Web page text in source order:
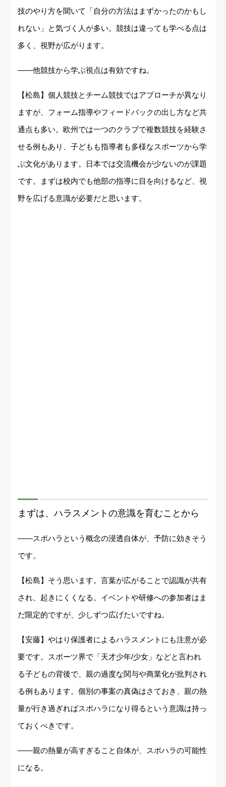
技のやり方を聞いて「自分の方法はまずかったのかもし
れない」と気づく人が多い。競技は違っても学べる点は
多く、視野が広がります。
――他競技から学ぶ視点は有効ですね。
【松島】個人競技とチーム競技ではアプローチが異なり
ますが、フォーム指導やフィードバックの出し方など共
通点も多い。欧州では一つのクラブで複数競技を経験さ
せる例もあり、子どもも指導者も多様なスポーツから学
ぶ文化があります。日本では交流機会が少ないのが課題
です。まずは校内でも他部の指導に目を向けるなど、視
野を広げる意識が必要だと思います。
まずは、ハラスメントの意識を育むことから
――スポハラという概念の浸透自体が、予防に効きそう
です。
【松島】そう思います。言葉が広がることで認識が共有
され、起きにくくなる。イベントや研修への参加者はま
だ限定的ですが、少しずつ広げたいですね。
【安藤】やはり保護者によるハラスメントにも注意が必
要です。スポーツ界で「天才少年/少女」などと言われ
る子どもの背後で、親の過度な関与や商業化が批判され
る例もあります。個別の事案の真偽はさておき、親の熱
量が行き過ぎればスポハラになり得るという意識は持っ
ておくべきです。
――親の熱量が高すぎること自体が、スポハラの可能性
になる。